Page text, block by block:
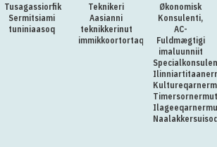
Tusagassiorfik
Sermitsiami
tuniniaasoq
Teknikeri
Aasianni
teknikkerinut
immikkoortortaqarfimmut
Økonomisk
Konsulenti,
AC-
Fuldmægtigi
imaluunniit
Timersornermut